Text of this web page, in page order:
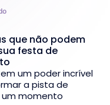
que não podem
festa de
um poder incrível
a pista de
momento